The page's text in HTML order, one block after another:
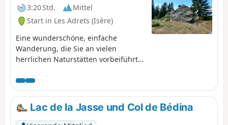
3:20 Std.
Mittel
Start in Les Adrets (Isère)
Eine wunderschöne, einfache
Wanderung, die Sie an vielen
herrlichen Naturstätten vorbeiführt
atemberaubenden Blick auf das
Grésivaudan-Tal und das Chartreuse-
Massiv genießen können.
Lac de la Jasse und Col de Bédina